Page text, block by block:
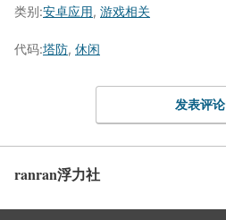
类别:安卓应用, 游戏相关
代码:塔防, 休闲
发表评论
ranran浮力社